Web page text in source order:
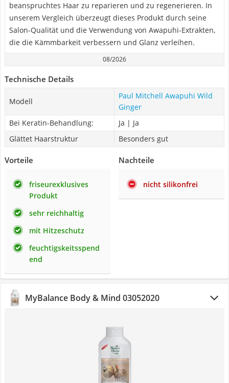
beanspruchtes Haar zu reparieren und zu regenerieren. In
unserem Vergleich überzeugt dieses Produkt durch seine
Salon-Qualität und die Verwendung von Awapuhi-Extrakten,
die die Kämmbarkeit verbessern und Glanz verleihen.
08/2026
Technische Details
Modell
Paul Mitchell Awapuhi Wild
Ginger
Bei Keratin-Behandlung:
Ja | Ja
Glättet Haarstruktur
Besonders gut
Vorteile
friseurexklusives
Produkt
sehr reichhaltig
mit Hitzeschutz
feuchtigskeitsspend
end
Nachteile
nicht silikonfrei
MyBalance Body & Mind 03052020